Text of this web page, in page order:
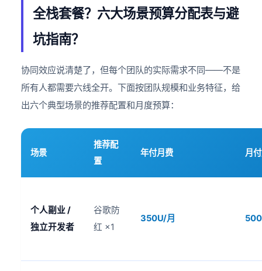
全栈套餐？六大场景预算分配表与避
坑指南？
协同效应说清楚了，但每个团队的实际需求不同——不是
所有人都需要六线全开。下面按团队规模和业务特征，给
出六个典型场景的推荐配置和月度预算：
场景
推荐配
置
年付月费 月
个人副业 /
独立开发者
谷歌防
红 ×1
350U/月